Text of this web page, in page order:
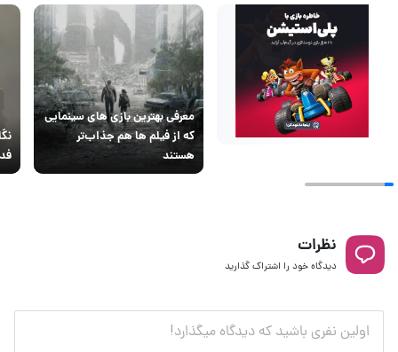
معرفی بهترین بازی های سینمایی
که از فیلم‌ ها هم جذاب‌تر
هستند
نظرات
دیدگاه خود را اشتراک گذارید